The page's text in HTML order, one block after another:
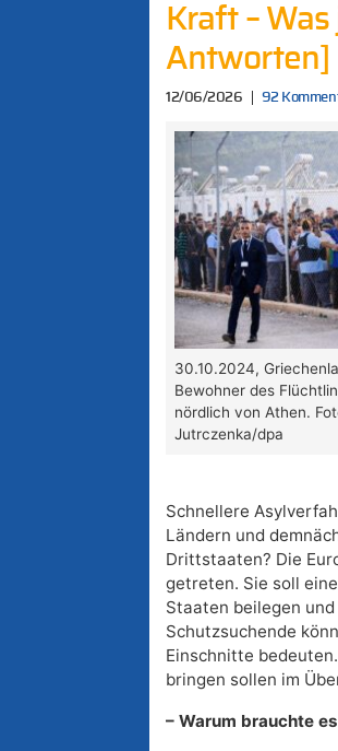
Kraft –
Antworten]
12/06/2026 92
30.10.2024,
Bewohner des
nördlich von Athen.
Jutrczenka/dpa
Schnellere
Ländern und
Drittstaaten? Die
getreten. Sie soll
Staaten beilegen
Schutzsuchende
Einschnitte
bringen sollen im
– Warum brauchte